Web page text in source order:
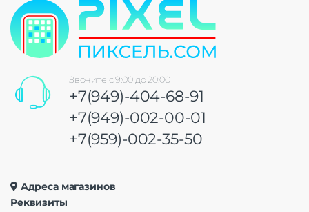
Звоните с 9:00 до 20:00
+7(949)-404-68-91
+7(949)-002-00-01
+7(959)-002-35-50
Адреса магазинов
Реквизиты